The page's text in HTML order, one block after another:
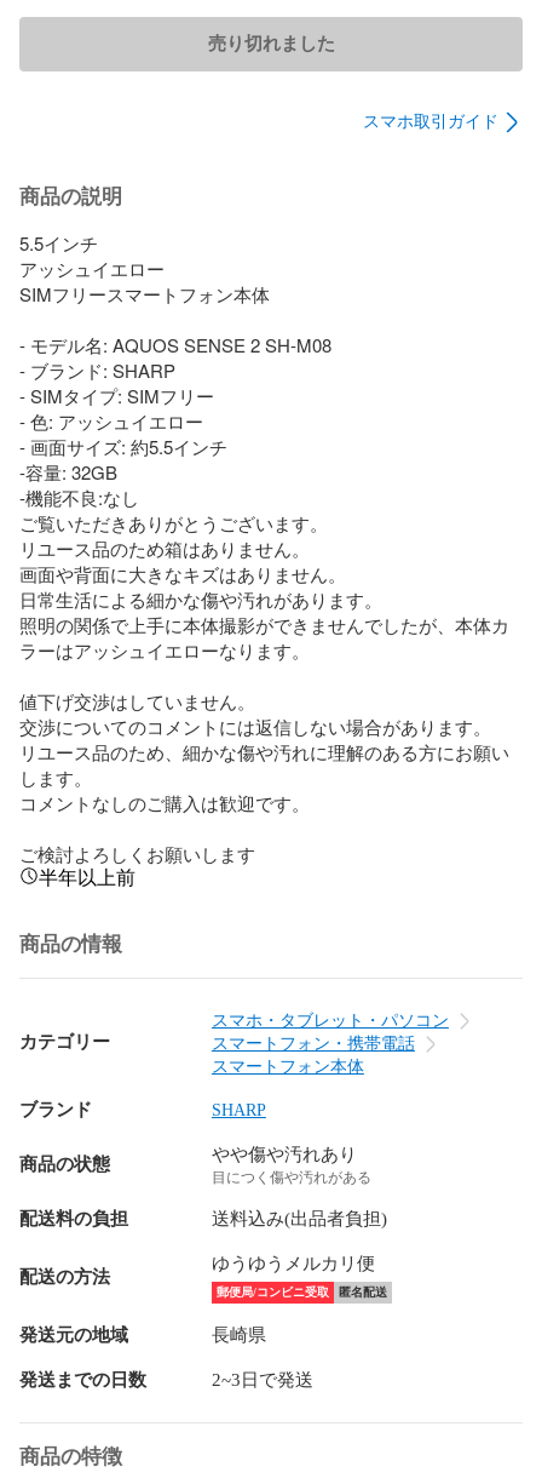
売り切れました
スマホ取引ガイド
商品の説明
5.5インチ
アッシュイエロー
SIMフリースマートフォン本体
- モデル名: AQUOS SENSE 2 SH-M08
- ブランド: SHARP
- SIMタイプ: SIMフリー
- 色: アッシュイエロー
- 画面サイズ: 約5.5インチ
-容量: 32GB
-機能不良:なし
ご覧いただきありがとうございます。
リユース品のため箱はありません。
画面や背面に大きなキズはありません。
日常生活による細かな傷や汚れがあります。
照明の関係で上手に本体撮影ができませんでしたが、本体カ
ラーはアッシュイエローなります。
値下げ交渉はしていません。
交渉についてのコメントには返信しない場合があります。
リユース品のため、細かな傷や汚れに理解のある方にお願い
します。
コメントなしのご購入は歓迎です。
ご検討よろしくお願いします
半年以上前
商品の情報
カテゴリー
スマホ・タブレット・パソコン
スマートフォン・携帯電話
スマートフォン本体
ブランド SHARP
商品の状態 やや傷や汚れあり
目につく傷や汚れがある
配送料の負担 送料込み(出品者負担)
配送の方法
ゆうゆうメルカリ便
郵便局/コンビニ受取 匿名配送
発送元の地域 長崎県
発送までの日数 2~3日で発送
商品の特徴